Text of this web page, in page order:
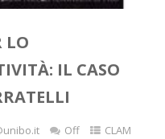
LO
IL CASO
Off CLAM